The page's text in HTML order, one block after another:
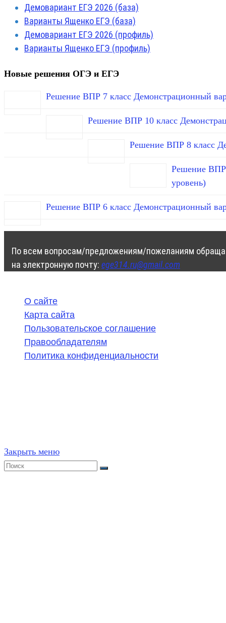
Демовариант ЕГЭ 2026 (база)
Варианты Ященко ЕГЭ (база)
Демовариант ЕГЭ 2026 (профиль)
Варианты Ященко ЕГЭ (профиль)
Новые решения ОГЭ и ЕГЭ
Решение ВПР 7 класс Демонстрационный
Решение ВПР 10 класс
Решение ВПР 8 класс
Решение ВПР
уровень)
Решение ВПР 6 класс Демонстрационный
По всем вопросам/предложениям/пожеланиям
на электронную почту: ege314.ru@gmail.com
О сайте
Карта сайта
Пользовательское соглашение
Правообладателям
Политика конфиденциальности
Закрыть меню